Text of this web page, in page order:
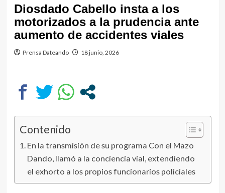
Diosdado Cabello insta a los
motorizados a la prudencia ante
aumento de accidentes viales
Prensa Dateando 18 junio, 2026
Contenido
En la transmisión de su programa Con el Mazo
Dando, llamó a la conciencia vial, extendiendo
el exhorto a los propios funcionarios policiales